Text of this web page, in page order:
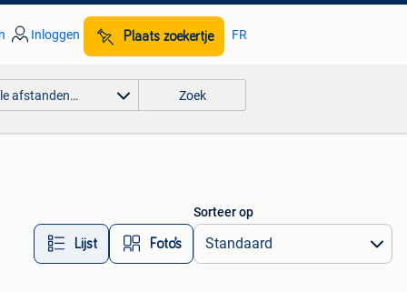
Inloggen Plaats zoekertje FR
afstanden… Zoek
Lijst Foto’s
Sorteer op